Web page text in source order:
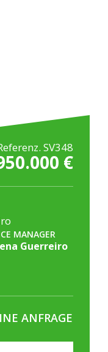
SV348
€
MANAGER
Guerreiro
ANFRAGE